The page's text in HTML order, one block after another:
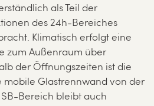
als Teil der
des 24h-Bereiches
Klimatisch erfolgt eine
zum Außenraum über
der Öffnungszeiten ist die
mobile Glastrennwand von der
Bereich bleibt auch